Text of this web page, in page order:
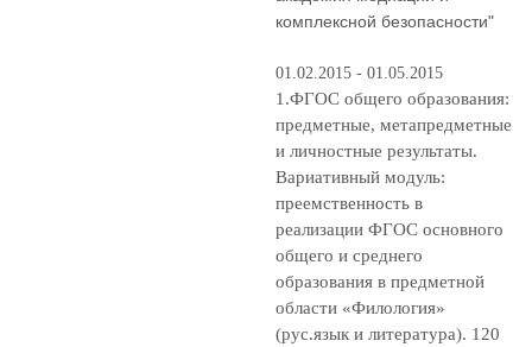
комплексной безопасности"
01.02.2015 - 01.05.2015
1.ФГОС общего образования:
предметные, метапредметные
и личностные результаты.
Вариативный модуль:
преемственность в
реализации ФГОС основного
общего и среднего
образования в предметной
области «Филология»
(рус.язык и литература). 120